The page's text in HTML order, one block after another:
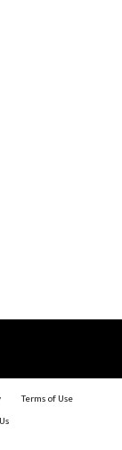
Terms of Use